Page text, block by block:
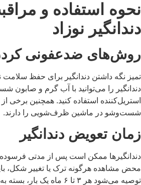
استفاده و
نوزاد
ضدعفونی
نگه داشتن دندانگیر برای حفظ سلامت
را می‌توانید با آب گرم و صابون
استفاده کنید. همچنین برخی از
در ماشین ظرف‌شویی را دارند.
تعویض دندانگیر
ممکن است پس از مدتی فرسوده
مشاهده هرگونه ترک یا تغییر شکل، باید
توصیه می‌شود هر ۳ تا ۶ ماه یک